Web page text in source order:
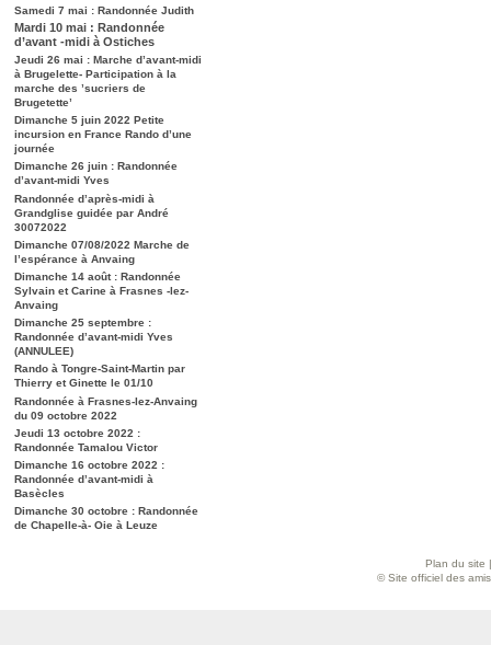
Samedi 7 mai : Randonnée Judith
Mardi 10 mai : Randonnée
d’avant -midi à Ostiches
Jeudi 26 mai : Marche d’avant-midi
à Brugelette- Participation à la
marche des ’sucriers de
Brugetette’
Dimanche 5 juin 2022 Petite
incursion en France Rando d’une
journée
Dimanche 26 juin : Randonnée
d’avant-midi Yves
Randonnée d’après-midi à
Grandglise guidée par André
30072022
Dimanche 07/08/2022 Marche de
l’espérance à Anvaing
Dimanche 14 août : Randonnée
Sylvain et Carine à Frasnes -lez-
Anvaing
Dimanche 25 septembre :
Randonnée d’avant-midi Yves
(ANNULEE)
Rando à Tongre-Saint-Martin par
Thierry et Ginette le 01/10
Randonnée à Frasnes-lez-Anvaing
du 09 octobre 2022
Jeudi 13 octobre 2022 :
Randonnée Tamalou Victor
Dimanche 16 octobre 2022 :
Randonnée d’avant-midi à
Basècles
Dimanche 30 octobre : Randonnée
de Chapelle-à- Oie à Leuze
Plan du site
© Site officiel des